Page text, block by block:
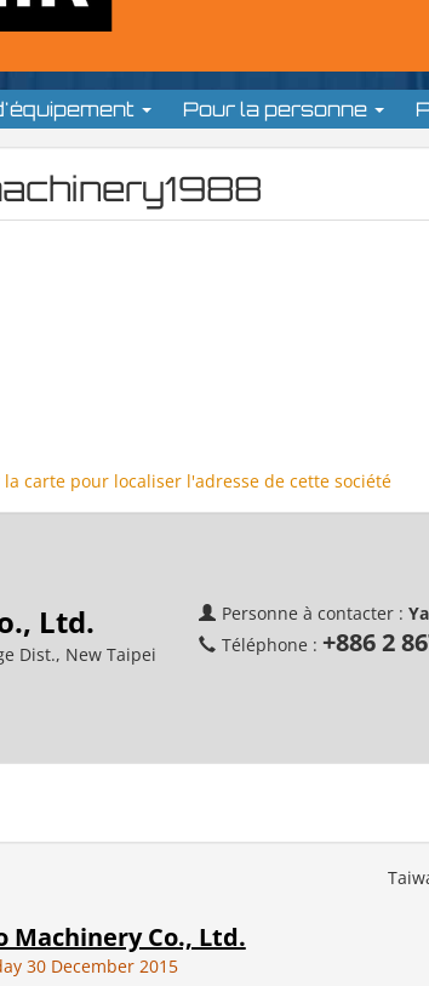
Pour la personne
la carte pour localiser l'adresse de cette société
Ltd.
Dist., New Taipei
Personne à contacter :
Téléphone : +886 2
Machinery Co., Ltd.
30 December 2015